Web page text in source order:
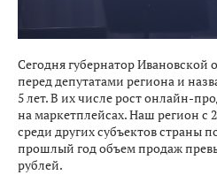
Сегодня губернатор Ивановской
перед депутатами региона и
5 лет. В их числе рост онлайн-
на маркетплейсах. Наш регион с
среди других субъектов страны
прошлый год объем продаж
рублей.